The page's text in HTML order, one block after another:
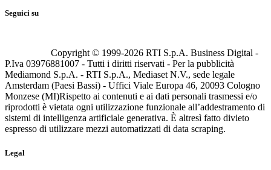
Seguici su
Copyright © 1999-2026 RTI S.p.A. Business Digital -
P.Iva 03976881007 - Tutti i diritti riservati - Per la pubblicità
Mediamond S.p.A. - RTI S.p.A., Mediaset N.V., sede legale
Amsterdam (Paesi Bassi) - Uffici Viale Europa 46, 20093 Cologno
Monzese (MI)Rispetto ai contenuti e ai dati personali trasmessi e/o
riprodotti è vietata ogni utilizzazione funzionale all’addestramento di
sistemi di intelligenza artificiale generativa. È altresì fatto divieto
espresso di utilizzare mezzi automatizzati di data scraping.
Legal